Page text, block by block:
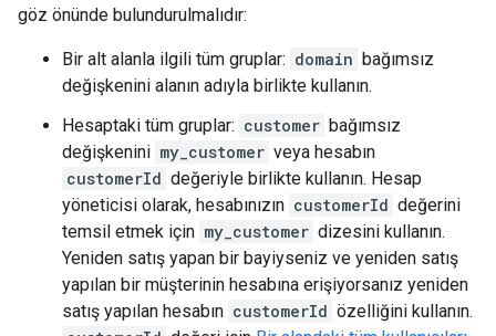
göz önünde bulundurulmalıdır:
Bir alt alanla ilgili tüm gruplar: domain bağımsız
değişkenini alanın adıyla birlikte kullanın.
Hesaptaki tüm gruplar: customer bağımsız
değişkenini my_customer veya hesabın
customerId değeriyle birlikte kullanın. Hesap
yöneticisi olarak, hesabınızın customerId değerini
temsil etmek için my_customer dizesini kullanın.
Yeniden satış yapan bir bayiyseniz ve yeniden satış
yapılan bir müşterinin hesabına erişiyorsanız yeniden
satış yapılan hesabın customerId özelliğini kullanın.